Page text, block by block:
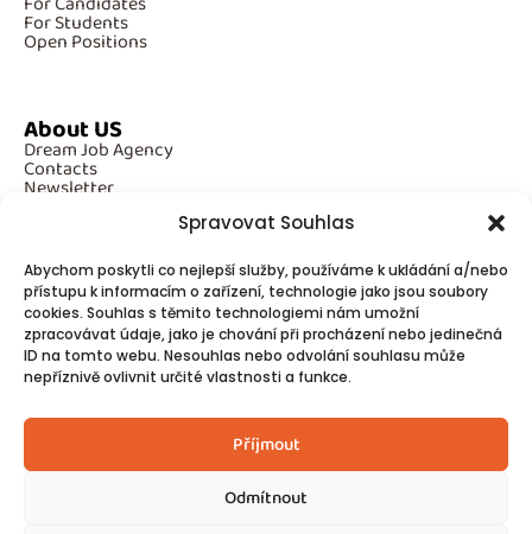
Spravovat Souhlas
Abychom poskytli co nejlepší služby, používáme k ukládání a/nebo
přístupu k informacím o zařízení, technologie jako jsou soubory
cookies. Souhlas s těmito technologiemi nám umožní
zpracovávat údaje, jako je chování při procházení nebo jedinečná
ID na tomto webu. Nesouhlas nebo odvolání souhlasu může
nepříznivě ovlivnit určité vlastnosti a funkce.
Příjmout
Odmítnout
For Students
Open Positions
About US
Dream Job Agency
Contacts
Newsletter
Additional Information
GDPR
Cookies
Follow Us